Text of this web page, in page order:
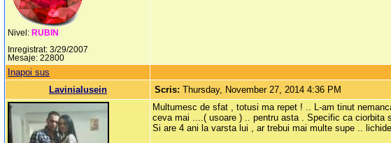
Nivel: RUBIN
Inregistrat: 3/29/2007
Mesaje: 22800
Inapoi sus
LaviniaIusein
Scris:Thursday, November 27, 2014 4:36 PM
Multumesc de sfat , totusi ma repet ! .. L-am tinut
ceva mai ....( usoare ) .. pentru asta . Specific ca ciorbita
Si are 4 ani la varsta lui , ar trebui mai multe supe ..